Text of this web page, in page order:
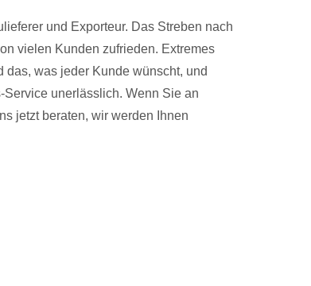
und Exporteur. Das Streben nach
vielen Kunden zufrieden. Extremes
was jeder Kunde wünscht, und
unerlässlich. Wenn Sie an
jetzt beraten, wir werden Ihnen